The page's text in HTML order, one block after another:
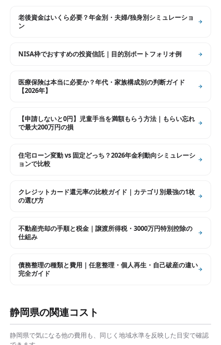
老後資金はいくら必要？年金別・夫婦/独身別シミュレーショ
ン
NISA枠でおすすめの投資信託｜目的別ポートフォリオ例
医療保険は本当に必要か？年代・家族構成別の判断ガイド
【2026年】
【申請しないと0円】児童手当を満額もらう方法｜もらい忘れ
で最大200万円の損
住宅ローン変動 vs 固定どっち？2026年金利動向シミュレーシ
ョンで比較
クレジットカード還元率の比較ガイド｜カテゴリ別最強の1枚
の選び方
不動産売却の手順と税金｜譲渡所得税・3000万円特別控除の
仕組み
債務整理の種類と費用｜任意整理・個人再生・自己破産の違い
完全ガイド
静岡県の関連コスト
静岡県で気になる他の費用も、同じく地域水準を反映した目安で確認